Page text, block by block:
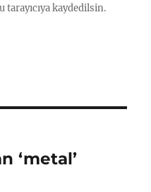
tarayıcıya kaydedilsin.
‘metal’